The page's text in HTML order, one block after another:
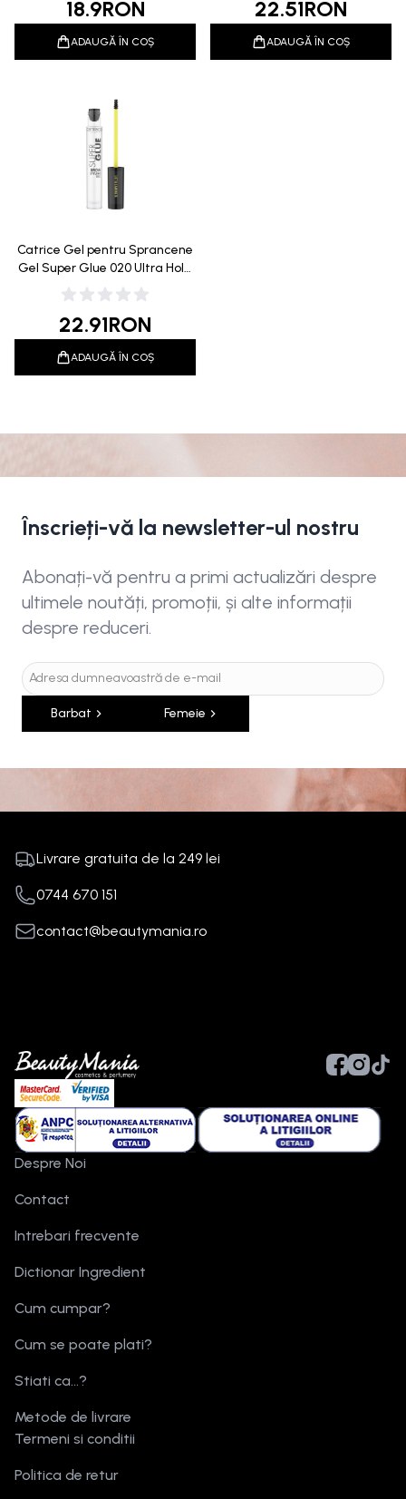
18.9RON
ADAUGĂ ÎN COȘ
22.51RON
ADAUGĂ ÎN COȘ
Catrice Gel pentru Sprancene
Gel Super Glue 020 Ultra Hold
4ml
22.91RON
ADAUGĂ ÎN COȘ
Înscrieți-vă la newsletter-ul nostru
Abonați-vă pentru a primi actualizări despre
ultimele noutăți, promoții, și alte informații
despre reduceri.
Barbat Femeie
Livrare gratuita de la 249 lei
0744 670 151
contact@beautymania.ro
Despre Noi
Contact
Intrebari frecvente
Dictionar Ingredient
Cum cumpar?
Cum se poate plati?
Stiati ca...?
Metode de livrare
Termeni si conditii
Politica de retur